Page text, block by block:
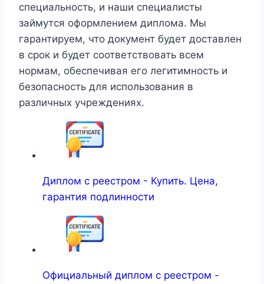
специальность, и наши специалисты
займутся оформлением диплома. Мы
гарантируем, что документ будет доставлен
в срок и будет соответствовать всем
нормам, обеспечивая его легитимность и
безопасность для использования в
различных учреждениях.
Диплом с реестром - Купить. Цена,
гарантия подлинности
Официальный диплом с реестром -